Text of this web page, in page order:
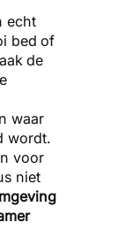
echt
bed of
de
waar
wordt.
voor
niet